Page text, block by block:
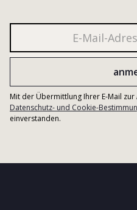
Mit der Übermittlung Ihrer E-Mail
Datenschutz- und Cookie-
einverstanden.